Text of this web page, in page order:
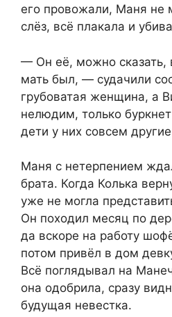
его провожали, Маня не
слёз, всё плакала и
— Он её, можно сказать,
мать был, — судачили
грубоватая женщина, а
нелюдим, только
дети у них совсем
Маня с нетерпением
брата. Когда Колька
уже не могла
Он походил месяц по
да вскоре на работу
потом привёл в дом
Всё поглядывал на
она одобрила, сразу
будущая невестка.